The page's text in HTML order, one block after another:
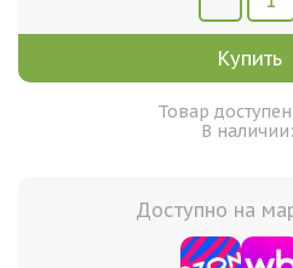
Купить
Товар
В
Доступно на